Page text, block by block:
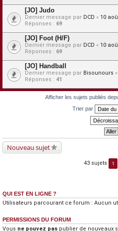
[JO] Judo
Dernier message par DCD « 10
Réponses : 69
[JO] Foot (H/F)
Dernier message par DCD « 10
Réponses : 69
[JO] Handball
Dernier message par Bisounours «
Réponses : 41
Afficher les sujets publiés
Trier par
Nouveau sujet
43 sujets 1
QUI EST EN LIGNE ?
Utilisateurs parcourant ce forum : Aucun
PERMISSIONS DU FORUM
Vous ne pouvez pas publier de nouveaux